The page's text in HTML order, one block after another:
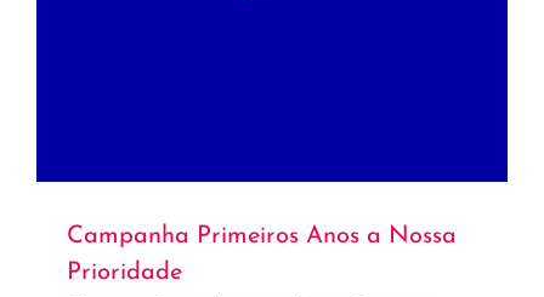
Campanha Primeiros Anos a Nossa
Prioridade